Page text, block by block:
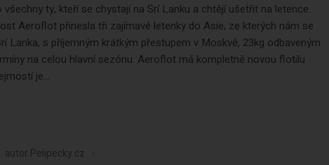
všechny ty, kteří se chystají na Srí Lanku a chtějí ušetřit na letence.
Aeroflot přinesla tři zajímavé letenky do Asie, ze kterých nám se
Lanka, s příjemným krátkým přestupem v Moskvě, 23kg odbaveným
na celou hlavní sezónu. Aeroflot má kompletně novou flotilu
je...
autor Pelipecky.cz